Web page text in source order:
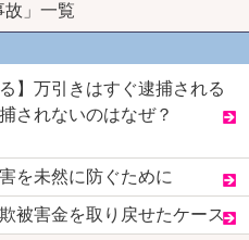
故」一覧
】万引きはすぐ逮捕される
されないのはなぜ？
を未然に防ぐために
被害金を取り戻せたケース